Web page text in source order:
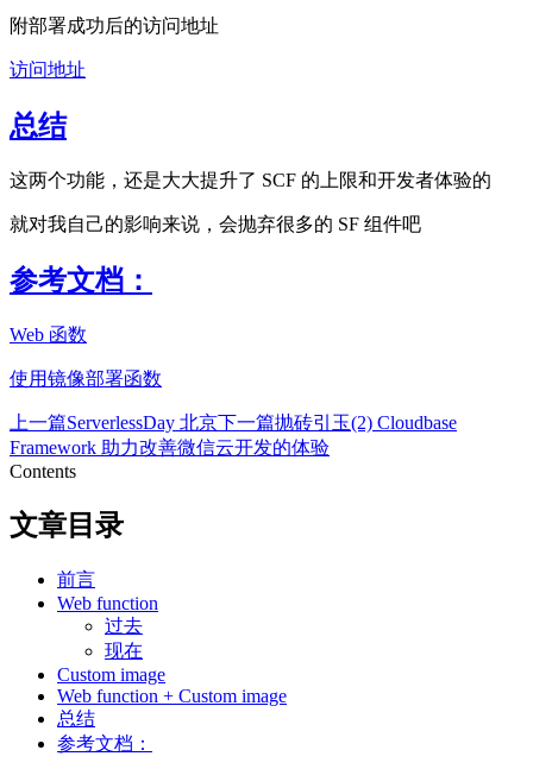
附部署成功后的访问地址
访问地址
总结
这两个功能，还是大大提升了 SCF 的上限和开发者体验的
就对我自己的影响来说，会抛弃很多的 SF 组件吧
参考文档：
Web 函数
使用镜像部署函数
上一篇ServerlessDay 北京下一篇抛砖引玉(2) Cloudbase
Framework 助力改善微信云开发的体验
Contents
文章目录
前言
Web function
过去
现在
Custom image
Web function + Custom image
总结
参考文档：